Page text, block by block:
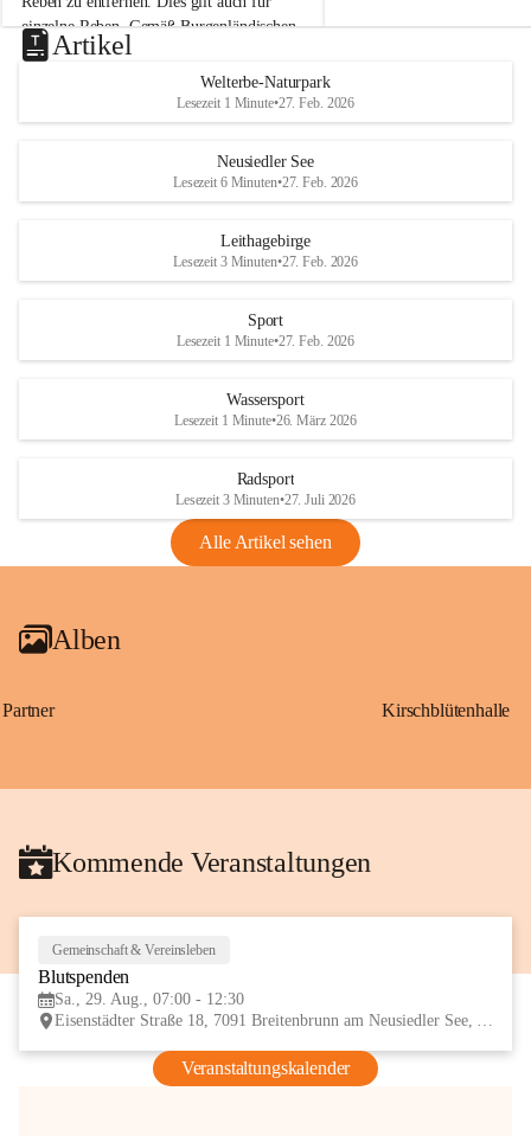
e
u
s
d
S
einzelne Reben. Gemäß Burgenländischen
Weinbaugesetz sind nicht gepflegte oder
unzulässige Weingärten zu roden! Bitte
helfen wir zusammen um unsere Winzer
vor den prognostizierten Ernteausfällen
und den daraus folgenden wirtschaftlichen
Maßnahmen zur Bekämpfung
Rebe und der Amerikanischen
Anhang VBl. EU Nr. 18
1 Seite•1,4 MB
VBl. EU Nr. 18_2026
u
e
d
r
S
Artikel
Welterbe-Naturpark
Lesezeit 1 Minute•27. Feb. 2026
Neusiedler See
Lesezeit 6 Minuten•27. Feb. 2026
Leithagebirge
Lesezeit 3 Minuten•27. Feb. 2026
Sport
Lesezeit 1 Minute•27. Feb. 2026
Wassersport
Lesezeit 1 Minute•26. März 2026
Radsport
Lesezeit 3 Minuten•27. Juli 2026
Alle Artikel sehen
Alben
Partner Kirschblütenhalle
Kommende Veranstaltungen
Gemeinschaft & Vereinsleben
Blutspenden
Sa., 29. Aug., 07:00 - 12:30
Eisenstädter Straße 18, 7091 Breitenbrunn am Neusiedler See, AUT
Veranstaltungskalender